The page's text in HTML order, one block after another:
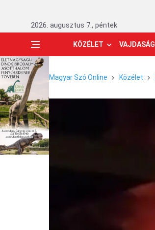
2026. augusztus 7., péntek
KÖZÉLET VAJDASÁG
Magyar Szó Online Közélet